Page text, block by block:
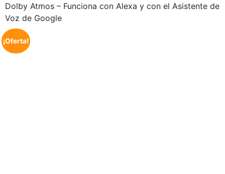
Dolby Atmos – Funciona con Alexa y con el Asistente de
Voz de Google
¡Oferta!